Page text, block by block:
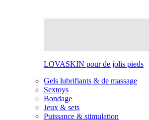
LOVASKIN pour de jolis pieds
Gels lubrifiants & de massage
Sextoys
Bondage
Jeux & sets
Puissance & stimulation